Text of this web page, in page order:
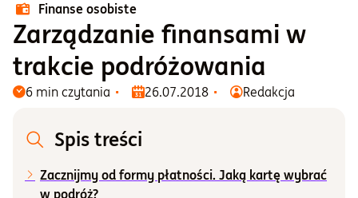
Emerytura
Inwestycje
Blog
Centrum pomocy
Finanse osobiste
Zarządzanie finansami w
trakcie podróżowania
6 min czytania 26.07.2018 Redakcja
Spis treści
Zacznijmy od formy płatności. Jaką kartę wybrać
w podróż?